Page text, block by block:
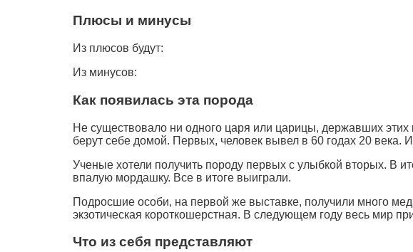
Плюсы и минусы
Из плюсов будут:
Из минусов:
Как появилась эта порода
Не существовало ни одного царя или царицы, державших
берут себе домой. Первых, человек вывел в 60 годах 20 века.
Ученые хотели получить породу первых с улыбкой вторых. В
впалую мордашку. Все в итоге выиграли.
Подросшие особи, на первой же выставке, получили много
экзотическая короткошерстная. В следующем году весь мир
Что из себя представляют